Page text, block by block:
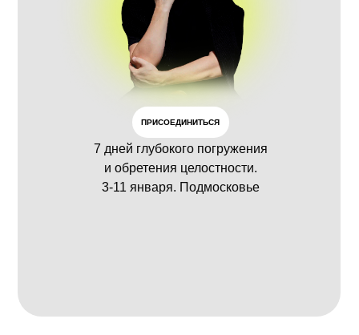
ПРИСОЕДИНИТЬСЯ
7 дней глубокого погружения
и обретения целостности.
3-11 января. Подмосковье